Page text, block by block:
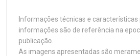
Informações técnicas e características
informações são de referência na
publicação.
As imagens apresentadas são